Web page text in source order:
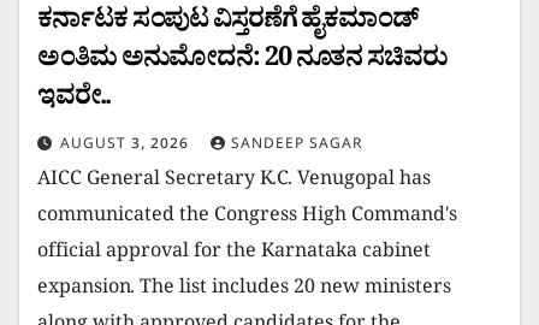
ಕರ್ನಾಟಕ ಸಂಪುಟ ವಿಸ್ತರಣೆಗೆ ಹೈಕಮಾಂಡ್
ಅಂತಿಮ ಅನುಮೋದನೆ: 20 ನೂತನ ಸಚಿವರು
ಇವರೇ..
AUGUST 3, 2026 SANDEEP SAGAR
AICC General Secretary K.C. Venugopal has
communicated the Congress High Command's
official approval for the Karnataka cabinet
expansion. The list includes 20 new ministers